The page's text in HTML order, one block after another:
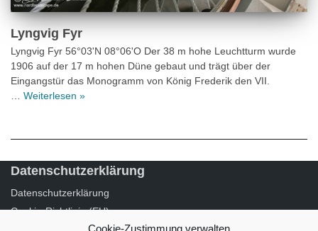
Cookie-Zustimmung verwalten
Lyngvig Fyr
Lyngvig Fyr 56°03'N 08°06'O Der 38 m hohe Leuchtturm wurde
1906 auf der 17 m hohen Düne gebaut und trägt über der
Eingangstür das Monogramm von König Frederik den VII.
Weiterlesen »